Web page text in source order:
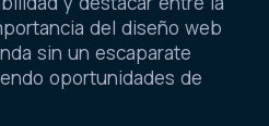
del diseño web
sin un escaparate
oportunidades de